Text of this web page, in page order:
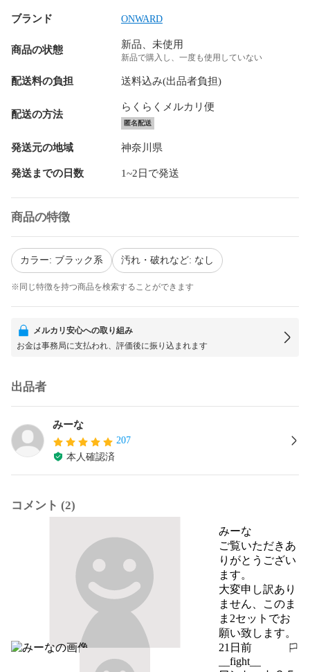
ブランド ONWARD
商品の状態 新品、未使用
新品で購入し、一度も使用していない
配送料の負担 送料込み(出品者負担)
配送の方法
らくらくメルカリ便
匿名配送
発送元の地域 神奈川県
発送までの日数 1~2日で発送
商品の特徴
カラー: ブラック系 汚れ・破れなど: なし
※同じ特徴を持つ商品を検索することができます
メルカリ安心への取り組み
お金は事務局に支払われ、評価後に振り込まれます
出品者
みーな
207
本人確認済
コメント (2)
みーな
ご覧いただきあ
りがとうござい
ます。
大変申し訳あり
ません、このま
ま2セットでお
願い致します。
21日前
報告する
__fight__